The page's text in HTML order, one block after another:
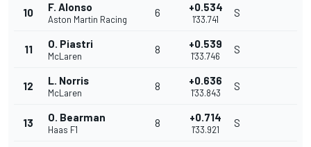
10 F. Alonso
Aston Martin Racing
6 +0.534
1'33.741
S
11 O. Piastri
McLaren
8 +0.539
1'33.746
S
12 L. Norris
McLaren
8 +0.636
1'33.843
S
13 O. Bearman
Haas F1
8 +0.714
1'33.921
S